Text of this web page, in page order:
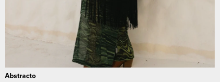
Abstracto